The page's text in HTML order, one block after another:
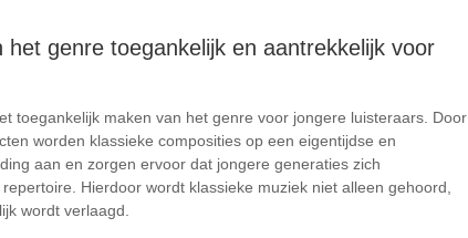
genre toegankelijk en aantrekkelijk voor
toegankelijk maken van het genre voor jongere luisteraars. Door
worden klassieke composities op een eigentijdse en
aan en zorgen ervoor dat jongere generaties zich
Hierdoor wordt klassieke muziek niet alleen gehoord,
wordt verlaagd.